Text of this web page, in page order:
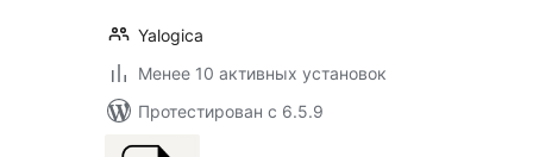
Yalogica
Менее 10 активных установок
Протестирован с 6.5.9